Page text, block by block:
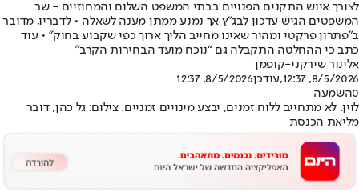
לצורך איוש התקנים הפנויים בבתי המשפט השלום והמחוזיים - שר
המשפטים הגיש עדכון לבג”ץ אך נמנע ממתן מענה לשאלה • לדבריו, מדובר
ב”פתרון פרקטי ומהיר שאינו מחייב הליך ארוך כפי שקבוע בחוק” • עוד
כתב כי ההחלטה התקבלה גם “נוכח מועד הבחירות הקרב”
אלינור שירקני-קופמן
8/5/2026, 12:37
,עודכן8/5/2026, 12:37
0השמעה
לוין. לא מתחייב ללוח זמנים, יבצע מינויים זמניים. צילום: גל כהן, דובר
מליאת הכנסת